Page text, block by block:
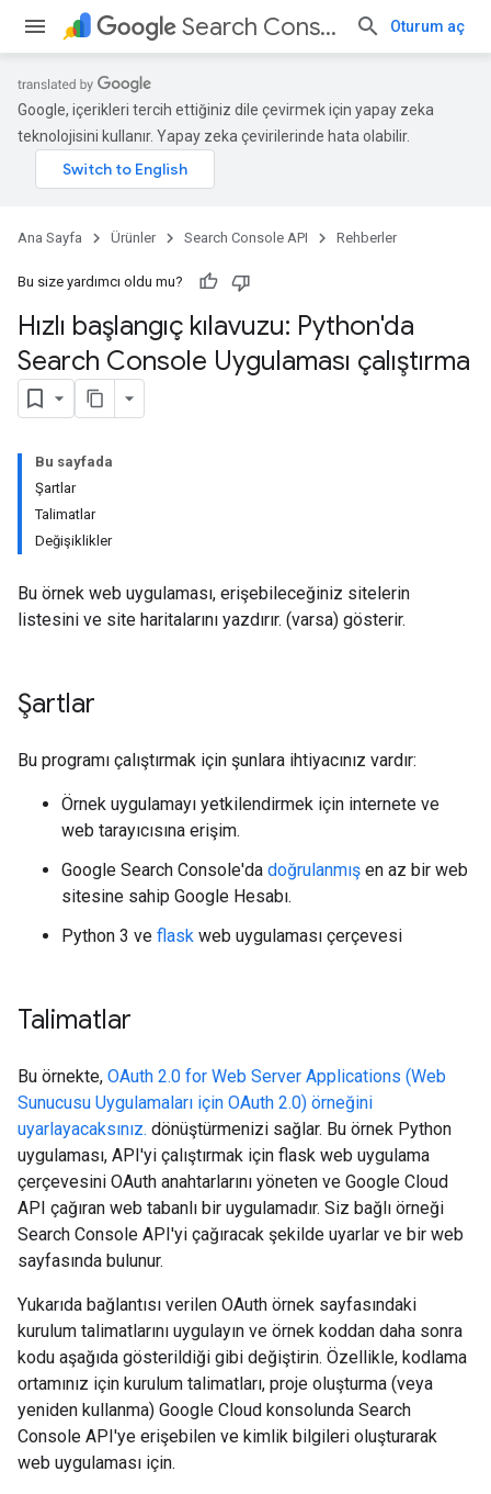
Search Console API Oturum aç
Google, içerikleri tercih ettiğiniz dile çevirmek için yapay zeka
teknolojisini kullanır. Yapay zeka çevirilerinde hata olabilir.
Ana Sayfa Ürünler Search Console API Rehberler
Bu size yardımcı oldu mu?
Hızlı başlangıç kılavuzu: Python'da
Search Console Uygulaması çalıştırma
Bu sayfada
Şartlar
Talimatlar
Değişiklikler
Bu örnek web uygulaması, erişebileceğiniz sitelerin
listesini ve site haritalarını yazdırır. (varsa) gösterir.
Şartlar
Bu programı çalıştırmak için şunlara ihtiyacınız vardır:
Örnek uygulamayı yetkilendirmek için internete ve
web tarayıcısına erişim.
Google Search Console'da doğrulanmış en az bir web
sitesine sahip Google Hesabı.
Python 3 ve flask web uygulaması çerçevesi
Talimatlar
Bu örnekte, OAuth 2.0 for Web Server Applications (Web
Sunucusu Uygulamaları için OAuth 2.0) örneğini
uyarlayacaksınız. dönüştürmenizi sağlar. Bu örnek Python
uygulaması, API'yi çalıştırmak için flask web uygulama
çerçevesini OAuth anahtarlarını yöneten ve Google Cloud
API çağıran web tabanlı bir uygulamadır. Siz bağlı örneği
Search Console API'yi çağıracak şekilde uyarlar ve bir web
sayfasında bulunur.
Yukarıda bağlantısı verilen OAuth örnek sayfasındaki
kurulum talimatlarını uygulayın ve örnek koddan daha sonra
kodu aşağıda gösterildiği gibi değiştirin. Özellikle, kodlama
ortamınız için kurulum talimatları, proje oluşturma (veya
yeniden kullanma) Google Cloud konsolunda Search
Console API'ye erişebilen ve kimlik bilgileri oluşturarak
web uygulaması için.